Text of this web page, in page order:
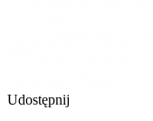
Udostępnij